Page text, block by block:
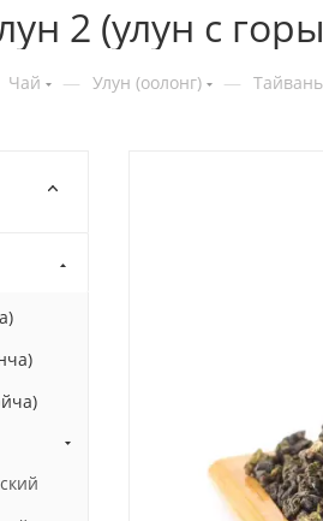
2 (улун с
Чай — Улун (оолонг) —